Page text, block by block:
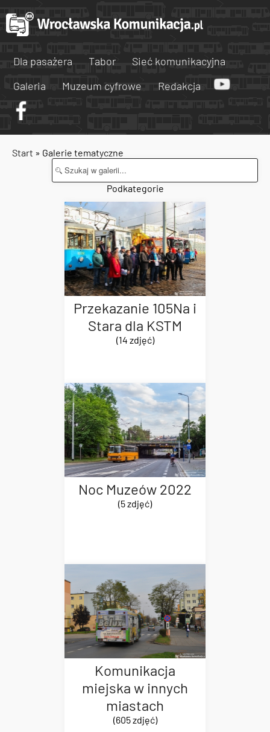
Dla pasażera Tabor
Sieć komunikacyjna
Galeria
Muzeum cyfrowe Redakcja
Start » Galerie tematyczne
Podkategorie
Przekazanie 105Na i
Stara dla KSTM
(14 zdjęć)
Noc Muzeów 2022
(5 zdjęć)
Komunikacja
miejska w innych
miastach
(605 zdjęć)